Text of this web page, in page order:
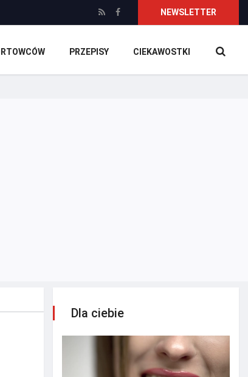
NEWSLETTER
PRZEPISY CIEKAWOSTKI
Dla ciebie